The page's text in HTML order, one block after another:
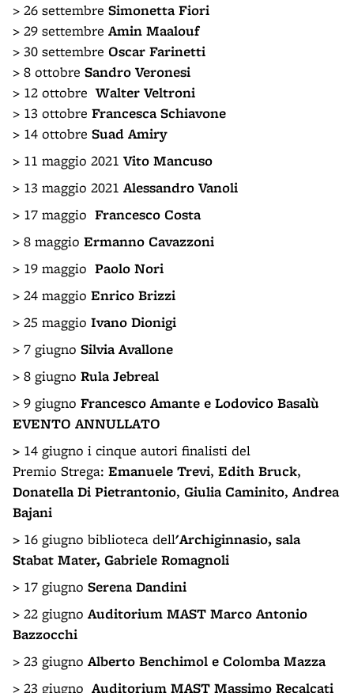
> 26 settembre Simonetta Fiori
> 29 settembre Amin Maalouf
> 30 settembre Oscar Farinetti
> 8 ottobre Sandro Veronesi
> 12 ottobreWalter Veltroni
> 13 ottobre Francesca Schiavone
> 14 ottobre Suad Amiry
> 11 maggio 2021 Vito Mancuso
> 13 maggio 2021 Alessandro Vanoli
> 17 maggio Francesco Costa
> 8 maggio Ermanno Cavazzoni
> 19 maggio Paolo Nori
> 24 maggio Enrico Brizzi
> 25 maggio Ivano Dionigi
> 7 giugno Silvia Avallone
> 8 giugno Rula Jebreal
> 9 giugno Francesco Amante e Lodovico Basalù
EVENTO ANNULLATO
> 14 giugno i cinque autori finalisti del
Premio Strega: Emanuele Trevi, Edith Bruck,
Donatella Di Pietrantonio, Giulia Caminito, Andrea
Bajani
> 16 giugno biblioteca dell'Archiginnasio, sala
Stabat Mater, Gabriele Romagnoli
> 17 giugno Serena Dandini
> 22 giugno Auditorium MAST Marco Antonio
Bazzocchi
> 23 giugno Alberto Benchimol e Colomba Mazza
> 23 giugno Auditorium MAST Massimo Recalcati